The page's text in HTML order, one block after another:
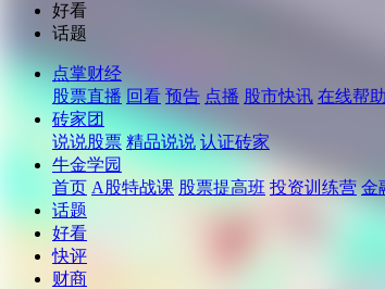
好看
话题
点掌财经
股票直播 回看 预告 点播 股市快讯 在线帮助
砖家团
说说股票 精品说说 认证砖家
牛金学园
首页 A股特战课 股票提高班 投资训练营 金
话题
好看
快评
财商